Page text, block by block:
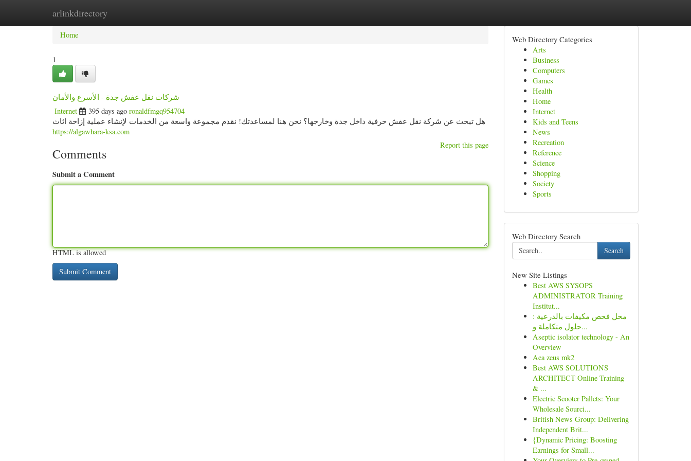
arlinkdirectory
Home New Site Listings
Home
1
شركات نقل عفش جدة - الأسرع والأمان
Internet 395 days ago ronaldfmgq954704
هل تبحث عن شركة نقل عفش حرفية داخل جدة وخارجها؟ نحن هنا لمساعدتك! نقدم مجموعة واسعة من الخدمات لإنشاء عملية إزاحة اثاث
https://algawhara-ksa.com
Report this page
Comments
Submit a Comment
HTML is allowed
Web Directory Categories
Arts
Business
Computers
Games
Health
Home
Internet
Kids and Teens
News
Recreation
Reference
Science
Shopping
Society
Sports
Web Directory Search
Search
New Site Listings
Best AWS SYSOPS
ADMINISTRATOR Training
Institut...
محل فحص مكيفات بالدرعية :
حلول متكاملة و...
Aseptic isolator technology - An
Overview
Aea zeus mk2
Best AWS SOLUTIONS
ARCHITECT Online Training
& ...
Electric Scooter Pallets: Your
Wholesale Sourci...
British News Group: Delivering
Independent Brit...
{Dynamic Pricing: Boosting
Earnings for Small...